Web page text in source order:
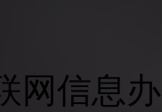
网信息